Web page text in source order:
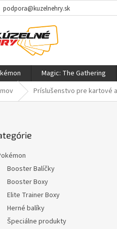
podpora@kuzelnehry.sk
Magic: The Gathering
Príslušenstvo pre kartové
Booster Balíčky
Booster Boxy
Elite Trainer Boxy
Herné balíky
Špeciálne produkty